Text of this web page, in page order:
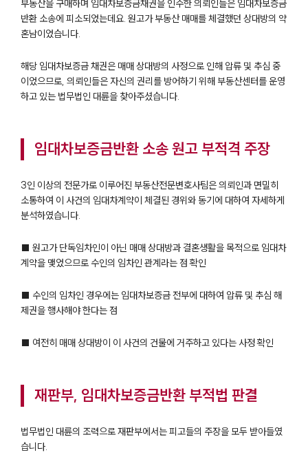
팀소개
대륜의 강점
통합검색
부동산을 구매하며 임대차보증금채권을 인수한 의뢰인들은 임대차보증금
반환 소송에 피소되었는데요. 원고가 부동산 매매를 체결했던 상대방의 약
혼남이었습니다.
해당 임대차보증금 채권은 매매 상대방의 사정으로 인해 압류 및 추심 중
이었으므로, 의뢰인들은 자신의 권리를 방어하기 위해 부동산센터를 운영
하고 있는 법무법인 대륜을 찾아주셨습니다.
임대차보증금반환 소송 원고 부적격 주장
3인 이상의 전문가로 이루어진 부동산전문변호사팀은 의뢰인과 면밀히
소통하여 이 사건의 임대차계약이 체결된 경위와 동기에 대하여 자세하게
분석하였습니다.
■ 원고가 단독임차인이 아닌 매매 상대방과 결혼생활을 목적으로 임대차
계약을 맺었으므로 수인의 임차인 관계라는 점 확인
■ 수인의 임차인 경우에는 임대차보증금 전부에 대하여 압류 및 추심 해
제권을 행사해야 한다는 점
■ 여전히 매매 상대방이 이 사건의 건물에 거주하고 있다는 사정 확인
재판부, 임대차보증금반환 부적법 판결
법무법인 대륜의 조력으로 재판부에서는 피고들의 주장을 모두 받아들였
습니다.